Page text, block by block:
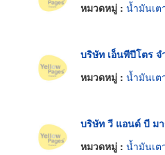
หมวดหมู่ : น้ำมันเต
บริษัท เอ็นพีปีโตร จ
หมวดหมู่ : น้ำมันเต
บริษัท วี แอนด์ บี ม
หมวดหมู่ : น้ำมันเต